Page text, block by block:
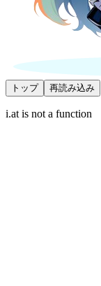
トップ 再読み込み
i.at is not a function